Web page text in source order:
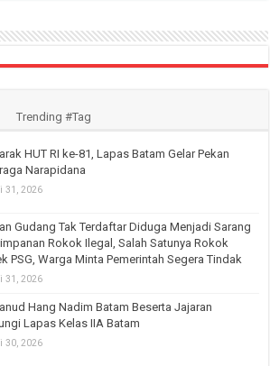
Trending #Tag
HUT RI ke-81, Lapas Batam Gelar Pekan
Narapidana
31, 2026
Gudang Tak Terdaftar Diduga Menjadi Sarang
Rokok Ilegal, Salah Satunya Rokok
PSG, Warga Minta Pemerintah Segera Tindak
31, 2026
Hang Nadim Batam Beserta Jajaran
Lapas Kelas IIA Batam
30, 2026